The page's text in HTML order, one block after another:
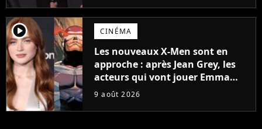
player2 CINÉMA
Les nouveaux X-Men sont en
approche : après Jean Grey, les
acteurs qui vont jouer Emma
Frost et Cyclope trouvés !
9 août 2026